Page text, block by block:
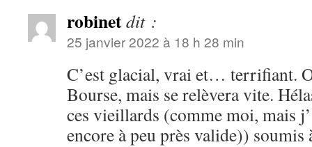
robinetdit :
25 janvier 2022 à 18 h 28 min
C’est glacial, vrai et… terrifiant.
Bourse, mais se relèvera vite.
ces vieillards (comme moi, mais
encore à peu près valide)) soumis